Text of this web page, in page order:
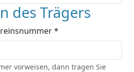
des Trägers
*
vorweisen, dann tragen Sie